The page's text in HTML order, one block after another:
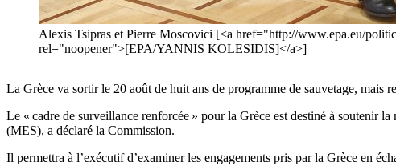
Alexis Tsipras et Pierre Moscovici [<a href="http://www.epa.eu/
rel="noopener">[EPA/YANNIS KOLESIDIS]</a>]
La Grèce va sortir le 20 août de huit ans de programme de sauvetage, mais
Le « cadre de surveillance renforcée » pour la Grèce est destiné à soutenir
(MES), a déclaré la Commission.
Il permettra à l’exécutif d’examiner les engagements pris par la Grèce en